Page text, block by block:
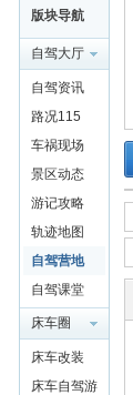
驾
版块导航
自驾大厅
自驾资讯
路况115
车祸现场
景区动态
游记攻略
轨迹地图
自驾营地
自驾课堂
床车圈
QQ群
4697975
床车改装
床车自驾游